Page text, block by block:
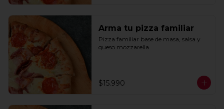
Arma tu pizza familiar
Pizza familiar base de masa, salsa y
queso mozzarella
$15.990